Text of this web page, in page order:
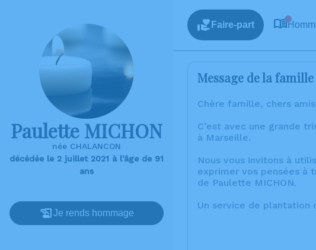
Paulette MICHON
née CHALANCON
décédée le 2 juillet 2021 à l'âge de 91
ans
Je rends hommage
Faire-part
Message de la famille
Chère famille, chers
C’est avec une grande
à Marseille.
Nous vous invitons à
exprimer vos pensées à
de Paulette MICHON.
Un service de plantation